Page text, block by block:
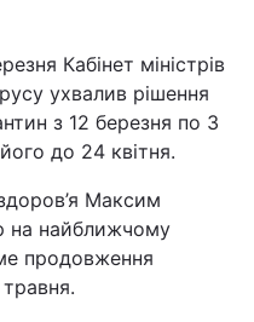
Кабінет міністрів
ухвалив рішення
з 12 березня по 3
до 24 квітня.
Максим
на найближчому
продовження